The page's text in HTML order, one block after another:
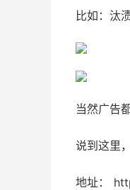
比如：汰
当然广告
说到这里
地址：